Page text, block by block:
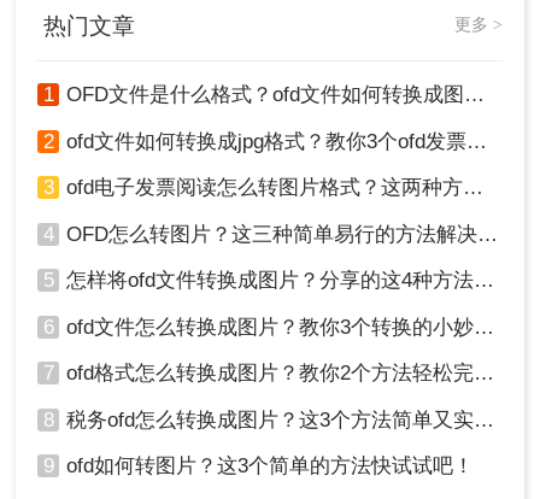
热门文章 更多 >
1 OFD文件是什么格式？ofd文件如何转换成图片格式？
2 ofd文件如何转换成jpg格式？教你3个ofd发票转图片的方法！
3 ofd电子发票阅读怎么转图片格式？这两种方法能够快速转换
4 OFD怎么转图片？这三种简单易行的方法解决您的问题！
5 怎样将ofd文件转换成图片？分享的这4种方法赶紧学起来！
6 ofd文件怎么转换成图片？教你3个转换的小妙招！
7 ofd格式怎么转换成图片？教你2个方法轻松完成转换！
8 税务ofd怎么转换成图片？这3个方法简单又实用！
9 ofd如何转图片？这3个简单的方法快试试吧！